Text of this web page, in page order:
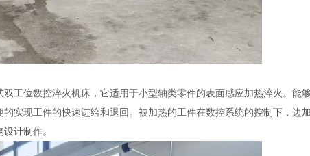
位数控淬火机床，它适用于小型轴类零件的表面感应加热淬火。能
实现工件的快速进给和退回。被加热的工件在数控系统的控制下，
计制作。